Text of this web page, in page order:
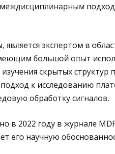
экспертом в
большой опыт
скрытых
к исследованию
обработку сигналов.
в 2022 году в журнале
его научную